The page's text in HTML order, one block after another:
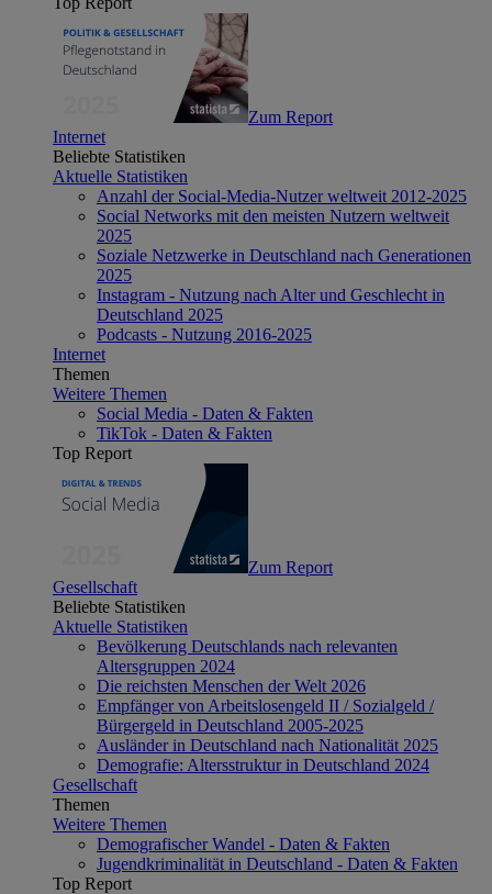
Zum Report
Internet
Beliebte Statistiken
Aktuelle Statistiken
Anzahl der Social-Media-Nutzer weltweit 2012-2025
Social Networks mit den meisten Nutzern weltweit
2025
Soziale Netzwerke in Deutschland nach Generationen
2025
Instagram - Nutzung nach Alter und Geschlecht in
Deutschland 2025
Podcasts - Nutzung 2016-2025
Internet
Themen
Weitere Themen
Social Media - Daten & Fakten
TikTok - Daten & Fakten
Top Report
Zum Report
Gesellschaft
Beliebte Statistiken
Aktuelle Statistiken
Bevölkerung Deutschlands nach relevanten
Altersgruppen 2024
Die reichsten Menschen der Welt 2026
Empfänger von Arbeitslosengeld II / Sozialgeld /
Bürgergeld in Deutschland 2005-2025
Ausländer in Deutschland nach Nationalität 2025
Demografie: Altersstruktur in Deutschland 2024
Gesellschaft
Themen
Weitere Themen
Demografischer Wandel - Daten & Fakten
Jugendkriminalität in Deutschland - Daten & Fakten
Top Report